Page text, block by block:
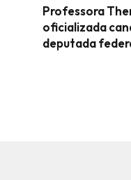
Professora
oficializada
deputada